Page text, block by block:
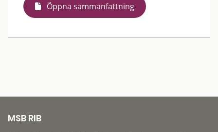
Öppna sammanfattning
MSB RIB